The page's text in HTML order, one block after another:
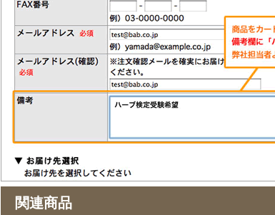
関連商品